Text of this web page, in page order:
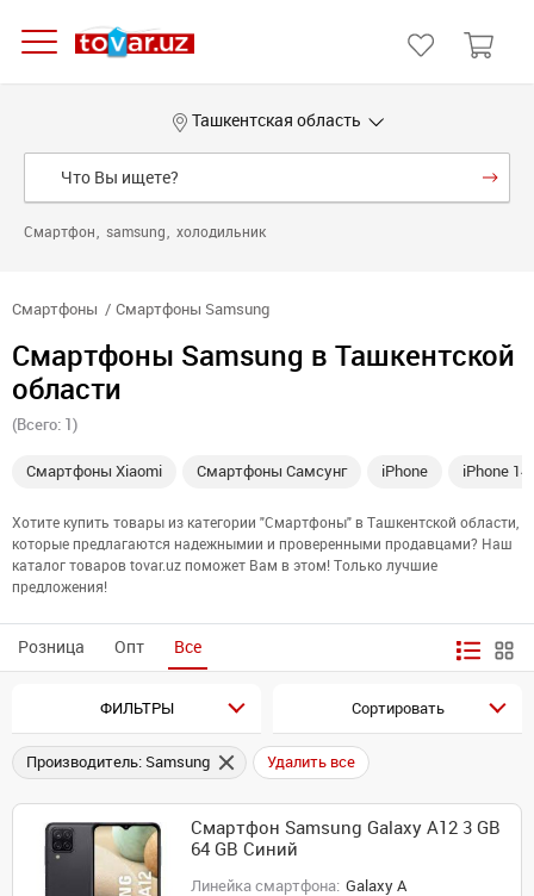
Ташкентская область
Смартфон samsung холодильник
Смартфоны Смартфоны Samsung
Смартфоны Samsung в Ташкентской
области
(Всего: 1)
Смартфоны Xiaomi Смартфоны Самсунг iPhone iPhone 14
Хотите купить товары из категории "Смартфоны" в Ташкентской области,
которые предлагаются надежнымии и проверенными продавцами? Наш
каталог товаров tovar.uz поможет Вам в этом! Только лучшие
предложения!
Розница Опт Все
ФИЛЬТРЫ Сортировать
Производитель: Samsung Удалить все
Смартфон Samsung Galaxy A12 3 GB
64 GB Синий
Линейка смартфона: Galaxy A